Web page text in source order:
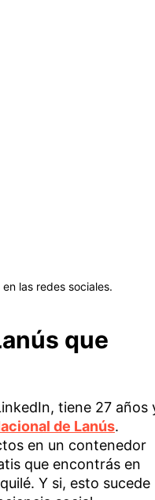
las redes sociales.
que
tiene 27 años
de Lanús.
en un contenedor
que encontrás en
Y si, esto sucede